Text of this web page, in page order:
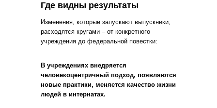
Где видны результаты
Изменения, которые запускают выпускники,
расходятся кругами – от конкретного
учреждения до федеральной повестки:
В учреждениях внедряется
человекоцентричный подход, появляются
новые практики, меняется качество жизни
людей в интернатах.